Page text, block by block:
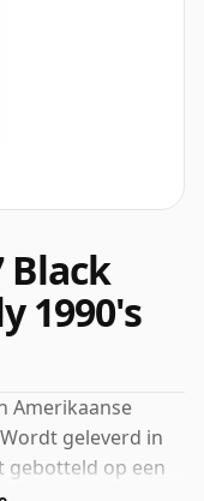
Black
1990's
Amerikaanse
geleverd in
gebotteld op een